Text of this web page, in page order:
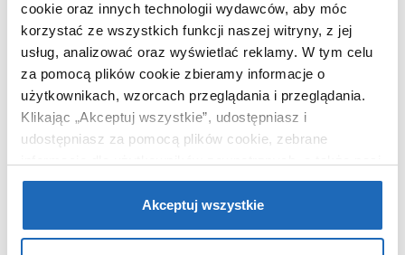
cookie oraz innych technologii wydawców, aby móc
korzystać ze wszystkich funkcji naszej witryny, z jej
usług, analizować oraz wyświetlać reklamy. W tym celu
za pomocą plików cookie zbieramy informacje o
użytkownikach, wzorcach przeglądania i przeglądania.
Klikając „Akceptuj wszystkie”, udostępniasz i
udostępniasz za pomocą plików cookie, zebrane
partnerzy reklamowi.Jeśli chcesz, włącz „Tylko
wymagane pliki cookie”.Pamiętaj jednak, że
zablokowane niektóre pliki cookie mogą mieć wpływ na
Akceptuj wszystkie
opakowaniem
Waga z
opakowaniem
8,30 kg
Dane producenta Zobacz